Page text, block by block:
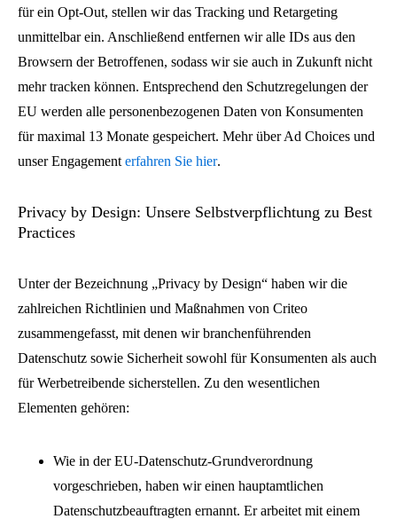
für ein Opt-Out, stellen wir das Tracking und Retargeting
unmittelbar ein. Anschließend entfernen wir alle IDs aus den
Browsern der Betroffenen, sodass wir sie auch in Zukunft nicht
mehr tracken können. Entsprechend den Schutzregelungen der
EU werden alle personenbezogenen Daten von Konsumenten
für maximal 13 Monate gespeichert. Mehr über Ad Choices und
unser Engagement erfahren Sie hier.
Privacy by Design: Unsere Selbstverpflichtung zu Best
Practices
Unter der Bezeichnung „Privacy by Design“ haben wir die
zahlreichen Richtlinien und Maßnahmen von Criteo
zusammengefasst, mit denen wir branchenführenden
Datenschutz sowie Sicherheit sowohl für Konsumenten als auch
für Werbetreibende sicherstellen. Zu den wesentlichen
Elementen gehören:
Wie in der EU-Datenschutz-Grundverordnung
vorgeschrieben, haben wir einen hauptamtlichen
Datenschutzbeauftragten ernannt. Er arbeitet mit einem